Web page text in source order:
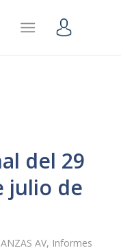
del 29
julio de
AV, Informes